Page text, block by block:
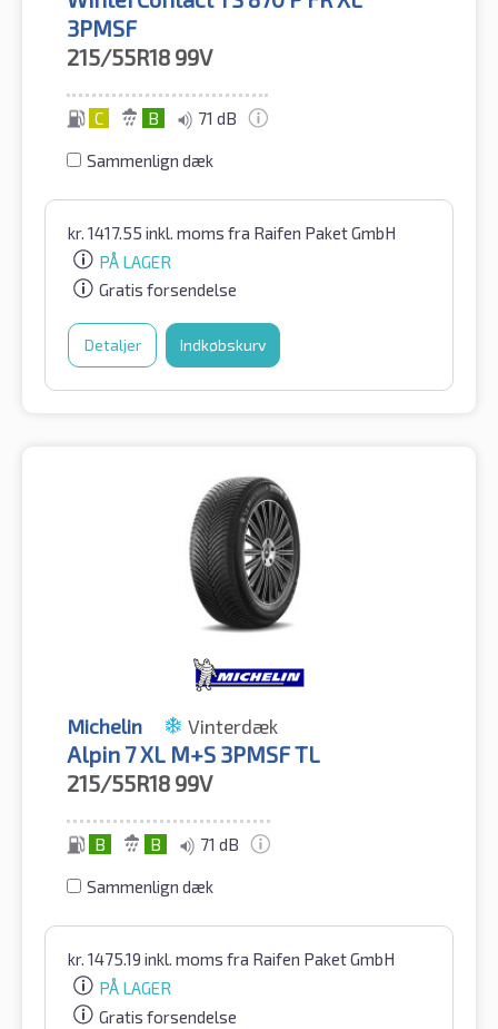
3PMSF
215/55R18 99V
C B 71 dB
Sammenlign dæk
kr. 1417.55 inkl. moms fra Raifen Paket GmbH
PÅ LAGER
Gratis forsendelse
Detaljer Indkøbskurv
Michelin Vinterdæk
Alpin 7 XL M+S 3PMSF TL
215/55R18 99V
B B 71 dB
Sammenlign dæk
kr. 1475.19 inkl. moms fra Raifen Paket GmbH
PÅ LAGER
Gratis forsendelse